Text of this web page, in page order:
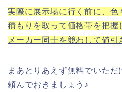
実際に展示場に行く前に、色
積もりを取って価格帯を把
メーカー同士を競わして値引
まあとりあえず無料でいた
頼んでおきましょう♪